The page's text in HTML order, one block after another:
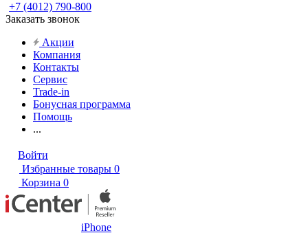
+7 (4012) 790-800
Заказать звонок
Акции
Компания
Контакты
Сервис
Trade-in
Бонусная программа
Помощь
...
Войти
Избранные товары 0
Корзина 0
iPhone